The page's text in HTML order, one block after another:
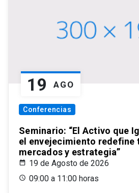
19 AGO
Conferencias
Seminario: “El Activo que
el envejecimiento redefine
mercados y estrategia”
19 de Agosto de 2026
09:00 a 11:00 horas